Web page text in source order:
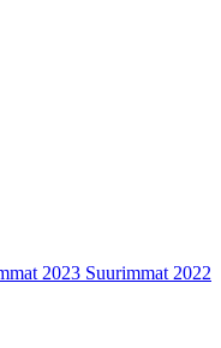
2023 Suurimmat 2022